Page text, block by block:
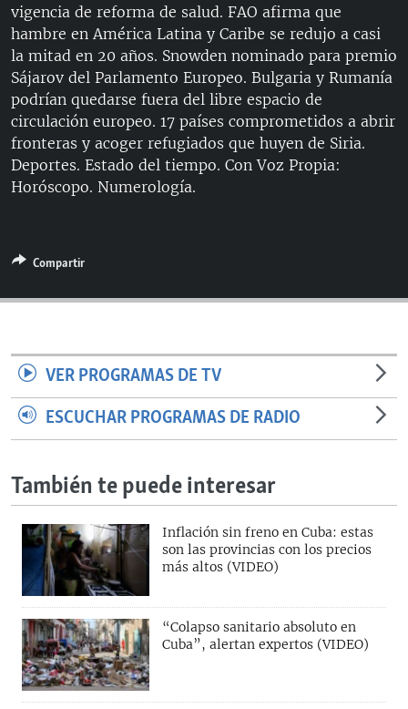
vigencia de reforma de salud. FAO afirma que
hambre en América Latina y Caribe se redujo a casi
la mitad en 20 años. Snowden nominado para premio
Sájarov del Parlamento Europeo. Bulgaria y Rumanía
podrían quedarse fuera del libre espacio de
circulación europeo. 17 países comprometidos a abrir
fronteras y acoger refugiados que huyen de Siria.
Deportes. Estado del tiempo. Con Voz Propia:
Horóscopo. Numerología.
Compartir
VER PROGRAMAS DE TV
ESCUCHAR PROGRAMAS DE RADIO
También te puede interesar
Inflación sin freno en Cuba: estas
son las provincias con los precios
más altos (VIDEO)
“Colapso sanitario absoluto en
Cuba”, alertan expertos (VIDEO)